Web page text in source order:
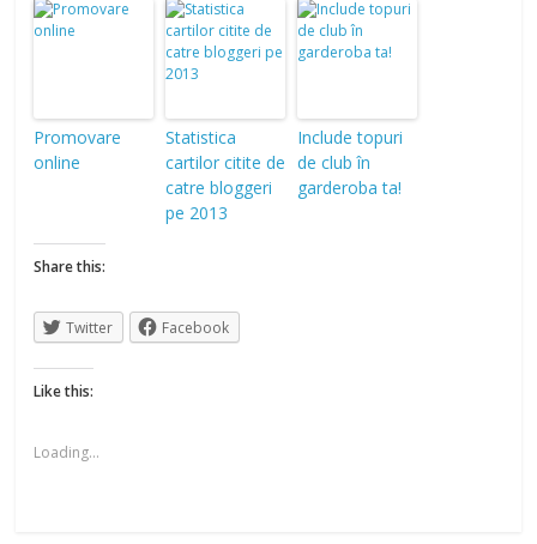
Promovare
online
Statistica
cartilor citite de
catre bloggeri
pe 2013
Include topuri
de club în
garderoba ta!
Share this:
Twitter Facebook
Like this:
Loading...